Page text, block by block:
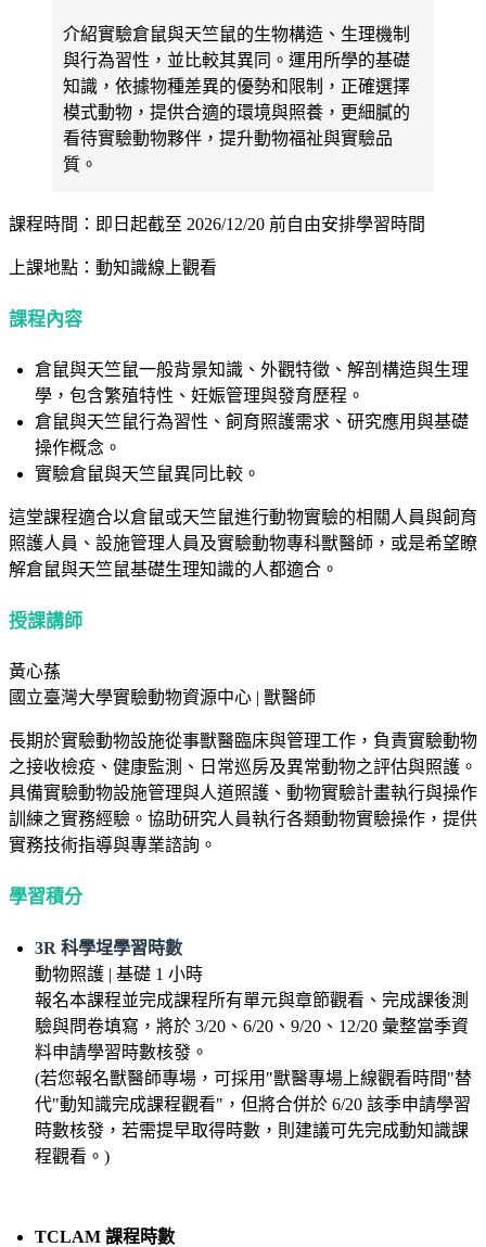
介紹實驗倉鼠與天竺鼠的生物構造、生理機制
與行為習性，並比較其異同。運用所學的基礎
知識，依據物種差異的優勢和限制，正確選擇
模式動物，提供合適的環境與照養，更細膩的
看待實驗動物夥伴，提升動物福祉與實驗品
質。
課程時間：即日起截至 2026/12/20 前自由安排學習時間
上課地點：動知識線上觀看
課程內容
倉鼠與天竺鼠一般背景知識、外觀特徵、解剖構造與生理
學，包含繁殖特性、妊娠管理與發育歷程。
倉鼠與天竺鼠行為習性、飼育照護需求、研究應用與基礎
操作概念。
實驗倉鼠與天竺鼠異同比較。
這堂課程適合以倉鼠或天竺鼠進行動物實驗的相關人員與飼育
照護人員、設施管理人員及實驗動物專科獸醫師，或是希望瞭
解倉鼠與天竺鼠基礎生理知識的人都適合。
授課講師
黃心蓀
國立臺灣大學實驗動物資源中心 | 獸醫師
長期於實驗動物設施從事獸醫臨床與管理工作，負責實驗動物
之接收檢疫、健康監測、日常巡房及異常動物之評估與照護。
具備實驗動物設施管理與人道照護、動物實驗計畫執行與操作
訓練之實務經驗。協助研究人員執行各類動物實驗操作，提供
實務技術指導與專業諮詢。
學習積分
3R 科學埕學習時數
動物照護 | 基礎 1 小時
報名本課程並完成課程所有單元與章節觀看、完成課後測
驗與問卷填寫，將於 3/20、6/20、9/20、12/20 彙整當季資
料申請學習時數核發。
(若您報名獸醫師專場，可採用"獸醫專場上線觀看時間"替
代"動知識完成課程觀看"，但將合併於 6/20 該季申請學習
時數核發，若需提早取得時數，則建議可先完成動知識課
程觀看。)
TCLAM 課程時數